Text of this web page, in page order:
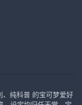
纯科普 的宝可梦爱好